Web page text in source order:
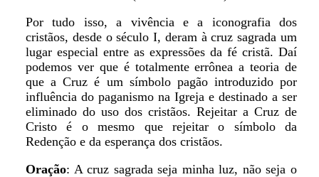
Por tudo isso, a vivência e a iconografia dos
cristãos, desde o século I, deram à cruz sagrada um
lugar especial entre as expressões da fé cristã. Daí
podemos ver que é totalmente errônea a teoria de
que a Cruz é um símbolo pagão introduzido por
influência do paganismo na Igreja e destinado a ser
eliminado do uso dos cristãos. Rejeitar a Cruz de
Cristo é o mesmo que rejeitar o símbolo da
Redenção e da esperança dos cristãos.
Oração: A cruz sagrada seja minha luz, não seja o